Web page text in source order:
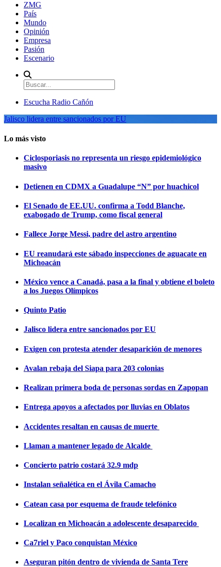
ZMG
País
Mundo
Opinión
Empresa
Pasión
Escenario
Escucha Radio Cañón
Jalisco lidera entre sancionados por EU
Lo más visto
Ciclosporiasis no representa un riesgo epidemiológico
masivo
Detienen en CDMX a Guadalupe “N” por huachicol
El Senado de EE.UU. confirma a Todd Blanche,
exabogado de Trump, como fiscal general
Fallece Jorge Messi, padre del astro argentino
EU reanudará este sábado inspecciones de aguacate en
Michoacán
México vence a Canadá, pasa a la final y obtiene el boleto
a los Juegos Olímpicos
Quinto Patio
Jalisco lidera entre sancionados por EU
Exigen con protesta atender desaparición de menores
Avalan rebaja del Siapa para 203 colonias
Realizan primera boda de personas sordas en Zapopan
Entrega apoyos a afectados por lluvias en Oblatos
Accidentes resaltan en causas de muerte
Llaman a mantener legado de Alcalde
Concierto patrio costará 32.9 mdp
Instalan señalética en el Ávila Camacho
Catean casa por esquema de fraude telefónico
Localizan en Michoacán a adolescente desaparecido
Ca7riel y Paco conquistan México
Aseguran pitón dentro de vivienda de Santa Tere